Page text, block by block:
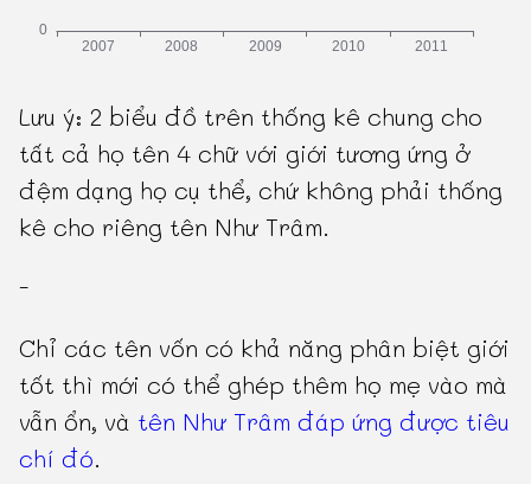
Lưu ý: 2 biểu đồ trên thống kê chung cho
tất cả họ tên 4 chữ với giới tương ứng ở
đệm dạng họ cụ thể, chứ không phải thống
kê cho riêng tên Như Trâm.
-
Chỉ các tên vốn có khả năng phân biệt giới
tốt thì mới có thể ghép thêm họ mẹ vào mà
vẫn ổn, và tên Như Trâm đáp ứng được tiêu
chí đó.